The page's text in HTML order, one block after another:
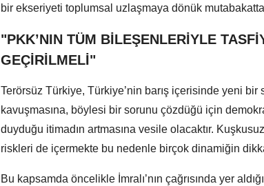
bir ekseriyeti toplumsal uzlaşmaya dönük
"PKK’NIN TÜM BİLEŞENLERİYLE
GEÇİRİLMELİ"
Terörsüz Türkiye, Türkiye’nin barış içerisinde yeni
kavuşmasına, böylesi bir sorunu çözdüğü için
duyduğu itimadın artmasına vesile olacaktır.
riskleri de içermekte bu nedenle birçok dinamiğin
Bu kapsamda öncelikle İmralı’nın çağrısında yer